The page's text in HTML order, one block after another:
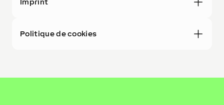
Imprint
Politique de cookies